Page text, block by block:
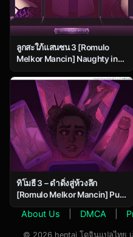
ลูกสะใภ้แสนซน 3 [Romulo
Melkor Mancin] Naughty in
law – Issue 3
ทิโมธี 3 – ดำดิ่งสู่ห้วงลึก
[Romulo Melkor Mancin] Put
Down
About Us DMCA
© 2026 hentai โดจินแปลไทย